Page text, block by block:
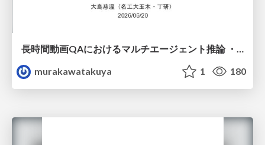
長時間動画QAにおけるマルチエージェント推論 ・SVAgent: Storyline-Guided Long Video Understanding via Cross-Modal Multi-Agent Collaboration
murakawatakuya
1 180